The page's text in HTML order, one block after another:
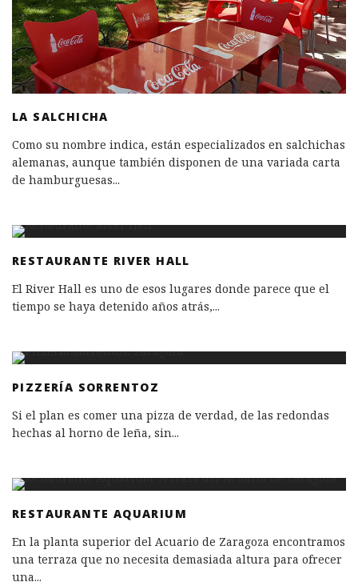
LA SALCHICHA
Como su nombre indica‚ están especializados en salchichas
alemanas‚ aunque también disponen de una variada carta
de hamburguesas...
RESTAURANTE RIVER HALL
El River Hall es uno de esos lugares donde parece que el
tiempo se haya detenido años atrás,...
PIZZERÍA SORRENTOZ
Si el plan es comer una pizza de verdad, de las redondas
hechas al horno de leña, sin...
RESTAURANTE AQUARIUM
En la planta superior del Acuario de Zaragoza encontramos
una terraza que no necesita demasiada altura para ofrecer
una...